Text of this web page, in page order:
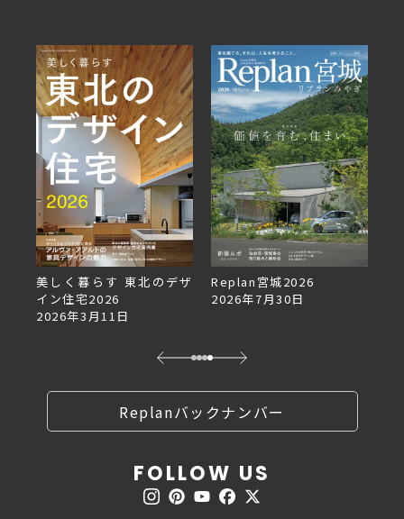
Replan宮城2026
2026年7月30日
Replan北海道VOL.153
2026年6月27日
Replanバックナンバー
FOLLOW US